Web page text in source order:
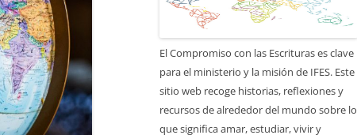
El Compromiso con las Escrituras es clave
para el ministerio y la misión de IFES. Este
sitio web recoge historias, reflexiones y
recursos de alrededor del mundo sobre lo
que significa amar, estudiar, vivir y